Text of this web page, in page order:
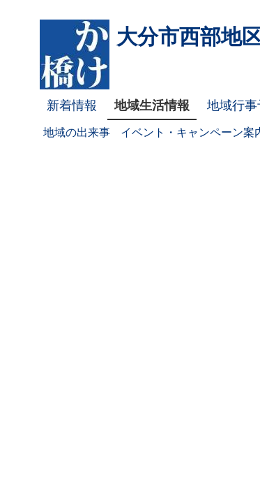
大分市西部地
新着情報 地域生活情報 地域行
地域の出来事 イベント・キャンペーン案